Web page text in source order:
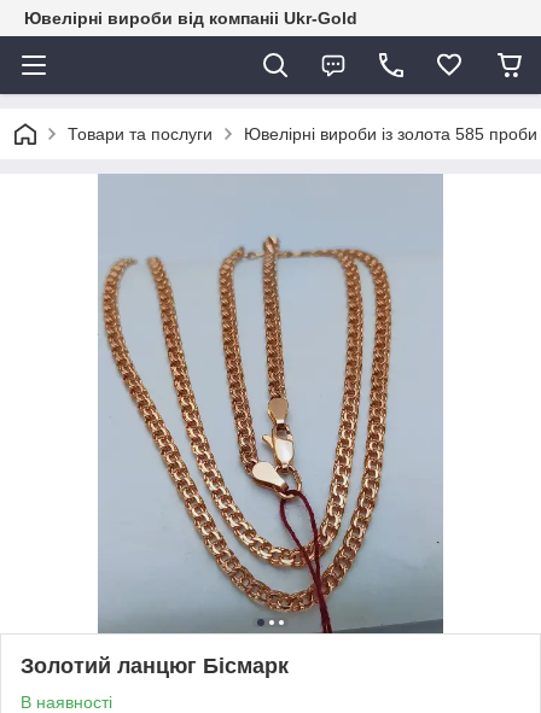
Ювелірні вироби від компаніі Ukr-Gold
Товари та послуги Ювелірні вироби із золота 585 проби
Золотий ланцюг Бісмарк
В наявності